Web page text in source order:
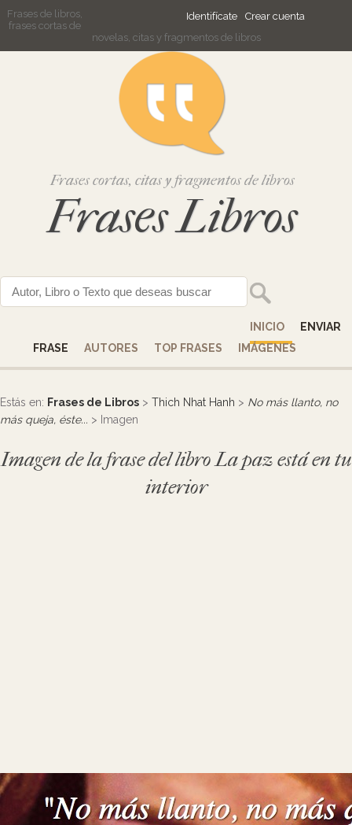
Identifícate Crear cuenta
Frases de libros,
frases cortas de
novelas, citas y fragmentos de libros
Frases cortas, citas y fragmentos de libros
Frases Libros
INICIO
ENVIAR
FRASE
AUTORES TOP FRASES IMÁGENES
Estás en: Frases de Libros > Thich Nhat Hanh > No más llanto, no
más queja, éste... > Imagen
Imagen de la frase del libro La paz está en tu
interior